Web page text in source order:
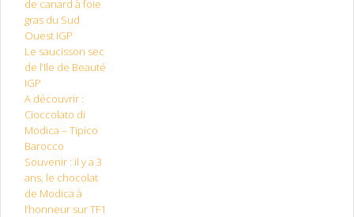
de canard à foie
gras du Sud
Ouest IGP
Le saucisson sec
de l’Ile de Beauté
IGP
A découvrir :
Cioccolato di
Modica – Tipico
Barocco
Souvenir : il y a 3
ans, le chocolat
de Modica à
l’honneur sur TF1